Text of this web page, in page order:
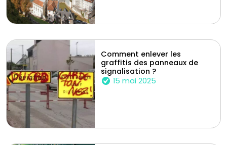
Comment enlever les
graffitis des panneaux de
signalisation ?
15 mai 2025